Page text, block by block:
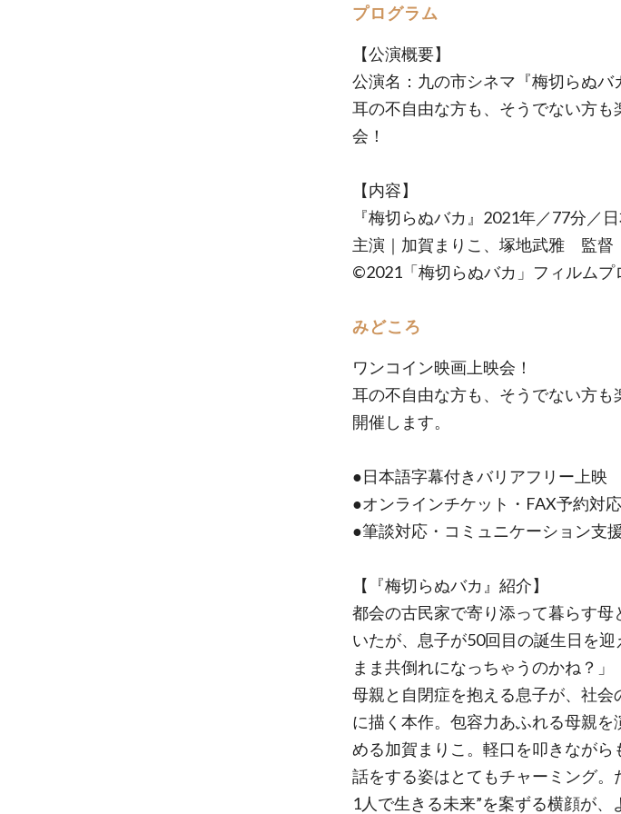
プログラム
【公演概要】
公演名：九の市シネマ『梅切らぬバ
耳の不自由な方も、そうでない方
会！
【内容】
『梅切らぬバカ』2021年／77分／
主演｜加賀まりこ、塚地武雅 監督
©2021「梅切らぬバカ」フィルムプ
みどころ
ワンコイン映画上映会！
耳の不自由な方も、そうでない方
開催します。
●日本語字幕付きバリアフリー上映
●オンラインチケット・FAX予約対応
●筆談対応・コミュニケーション支
【『梅切らぬバカ』紹介】
都会の古民家で寄り添って暮らす
いたが、息子が50回目の誕生日を
まま共倒れになっちゃうのかね？」
母親と自閉症を抱える息子が、社
に描く本作。包容力あふれる母親
める加賀まりこ。軽口を叩きなが
話をする姿はとてもチャーミング
1人で生きる未来”を案ずる横顔が